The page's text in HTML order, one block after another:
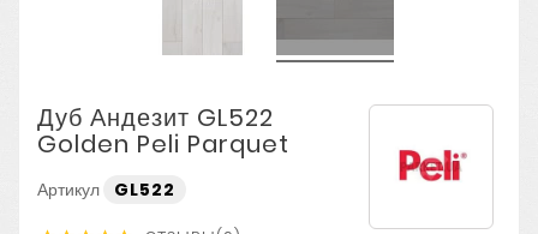
Дуб Андезит GL522
Golden Peli Parquet
Артикул GL522